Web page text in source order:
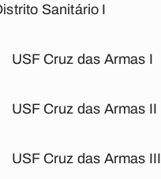
Sanitário I
USF Cruz das Armas I
USF Cruz das Armas II
USF Cruz das Armas III